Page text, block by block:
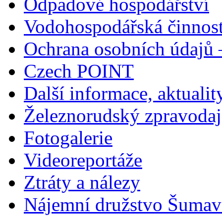
Odpadové hospodářství
Vodohospodářská
Ochrana osobních údajů
Czech POINT
Další informace,
Železnorudský zpravodaj
Fotogalerie
Videoreportáže
Ztráty a nálezy
Nájemní družstvo